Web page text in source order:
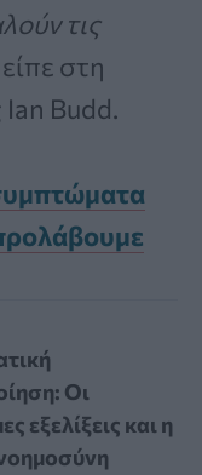
τις
στη
Budd.
Οι
εξελίξεις και η